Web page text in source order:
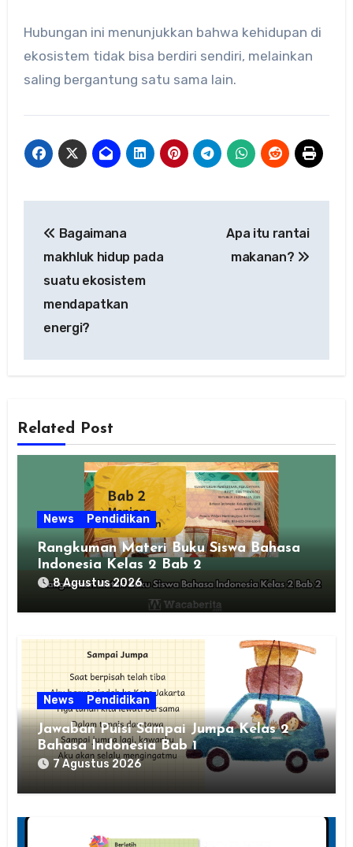
Hubungan ini menunjukkan bahwa kehidupan di
ekosistem tidak bisa berdiri sendiri, melainkan
saling bergantung satu sama lain.
pos
Bagaimana
makhluk hidup pada
suatu ekosistem
mendapatkan
energi?
Apa itu rantai
makanan?
Related Post
News Pendidikan
Rangkuman Materi Buku Siswa Bahasa
Indonesia Kelas 2 Bab 2
8 Agustus 2026
News Pendidikan
Jawaban Puisi Sampai Jumpa Kelas 2
Bahasa Indonesia Bab 1
7 Agustus 2026